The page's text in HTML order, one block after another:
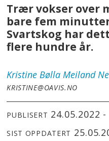
Trær vokser over
bare fem
Svartskog har
flere hundre år.
Kristine Bølla Meiland
KRISTINE@OAVIS.NO
PUBLISERT 24.05.2022
SIST OPPDATERT